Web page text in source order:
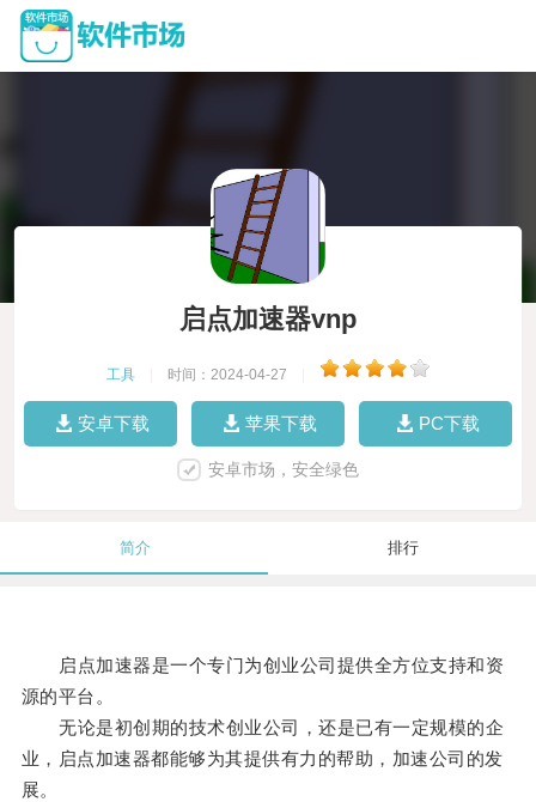
启点加速器vnp
工具 时间：2024-04-27
安卓下载 苹果下载 PC下载
安卓市场，安全绿色
简介 排行
启点加速器是一个专门为创业公司提供全方位支持和资
源的平台。
无论是初创期的技术创业公司，还是已有一定规模的企
业，启点加速器都能够为其提供有力的帮助，加速公司的发
展。